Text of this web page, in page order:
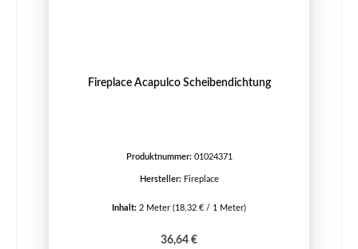
Fireplace Acapulco Scheibendichtung
Produktnummer: 01024371
Hersteller: Fireplace
Inhalt: 2 Meter (18,32 € / 1 Meter)
Regulärer Preis:
36,64 €